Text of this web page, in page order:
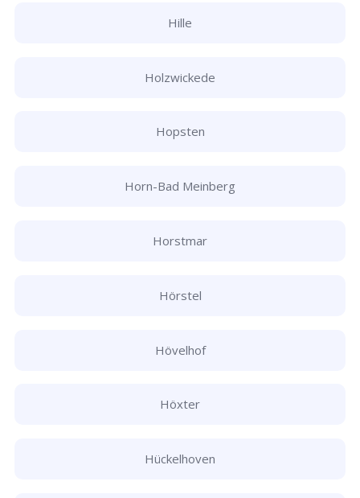
Hille
Holzwickede
Hopsten
Horn-Bad Meinberg
Horstmar
Hörstel
Hövelhof
Höxter
Hückelhoven